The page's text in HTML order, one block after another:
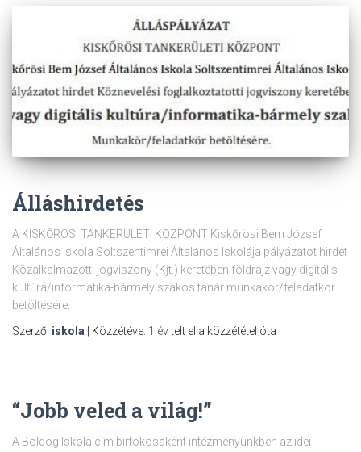
Álláshirdetés
A KISKŐRÖSI TANKERÜLETI KÖZPONT Kiskőrösi Bem József
Általános Iskola Soltszentimrei Általános Iskolája pályázatot hirdet
Közalkalmazotti jogviszony (Kjt.) keretében földrajz vagy digitális
kultúra/informatika-bármely szakos tanár munkakör/feladatkör
betöltésére.
Szerző: iskola | Közzétéve: 1 évtelt el a közzététel óta
“Jobb veled a világ!”
A Boldog Iskola cím birtokosaként intézményünkben az idei